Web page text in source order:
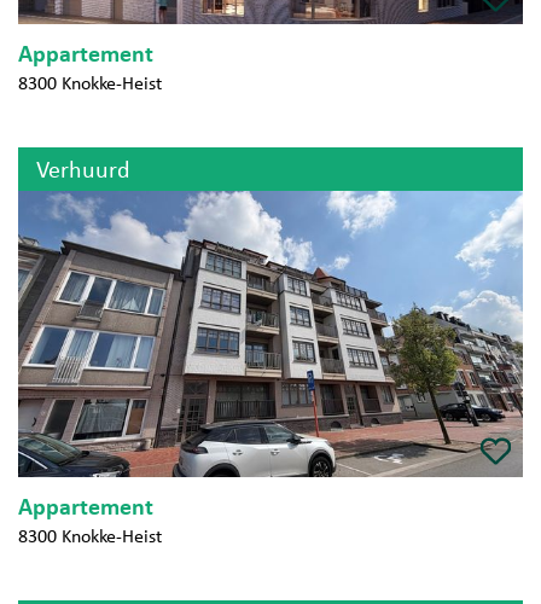
Appartement
8300 Knokke-Heist
Verhuurd
Appartement
8300 Knokke-Heist